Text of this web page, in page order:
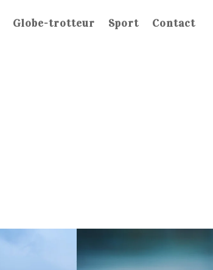
Globe-trotteur Sport Contact